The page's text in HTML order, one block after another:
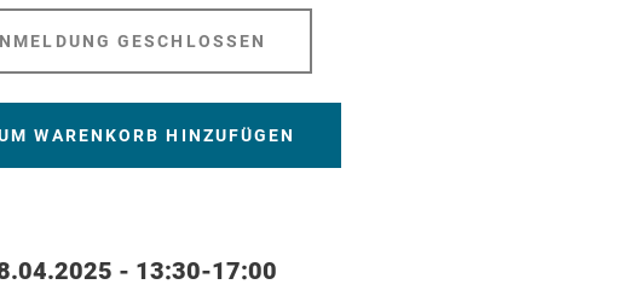
GESCHLOSSEN
WARENKORB HINZUFÜGEN
/ Uhrzeit - 13:30-17:00